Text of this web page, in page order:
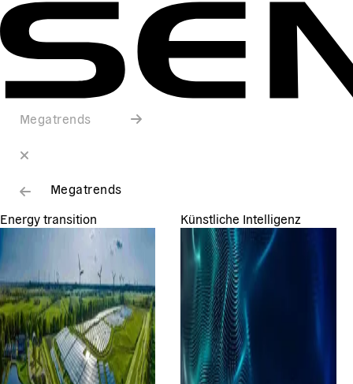
Megatrends
Megatrends
Energy transition
Künstliche Intelligenz